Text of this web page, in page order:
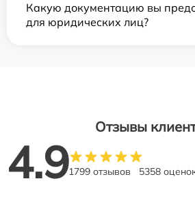
Какую документацию вы
для юридических лиц?
Отзывы
4.91799 отзывов 5358